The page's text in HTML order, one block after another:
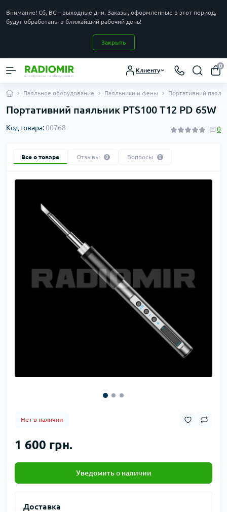
Внимание! Сб, ВС – выходные дни. Заказы, оформленные в этот период,
будут обработаны в ближайший рабочий день!
Закрыть
Клиенту
0
Паяльное оборудование Паяльники и фены Портативний
Портативний паяльник PTS100 T12 PD 65W
Код товара:00768 0
Все о товаре Отзывы 0 Вопросы 0
Нет в наличии
1 600 грн.
Уведомить о наличии
Доставка